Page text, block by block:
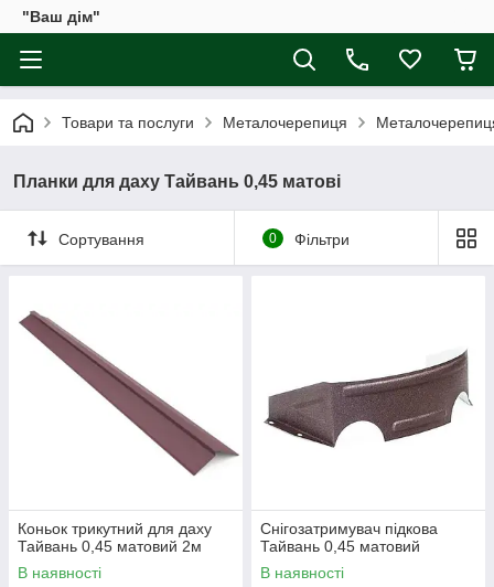
"Ваш дім"
Товари та послуги Металочерепиця
Планки для даху Тайвань 0,45 матові
Сортування 0 Фільтри
Коньок трикутний для даху
Тайвань 0,45 матовий 2м
В наявності
Снігозатримувач підкова
Тайвань 0,45 матовий
В наявності